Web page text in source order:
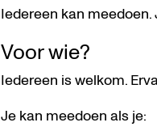
Iedereen kan
Voor wie?
Iedereen is welkom.
Je kan meedoen als je: